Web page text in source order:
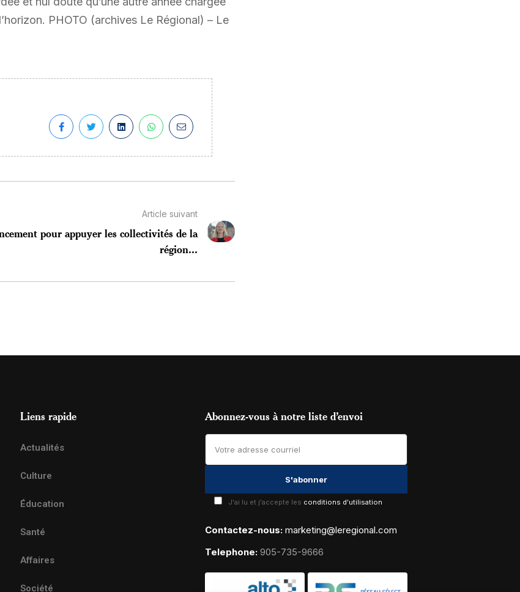
PHOTO (archives Le Régional) – Le
Article suivant
pour appuyer les collectivités de la
région...
Liens rapide
Actualités
Culture
Éducation
Santé
Affaires
Société
Abonnez-vous à notre liste d’envoi
J'ai lu et j'accepte les conditions d'utilisation
Contactez-nous: marketing@leregional.com
Telephone: 905-735-9666